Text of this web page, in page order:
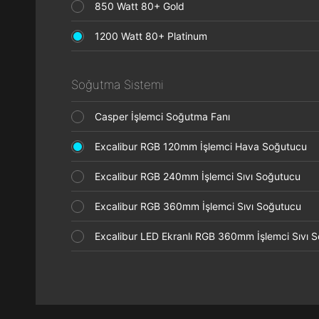
850 Watt 80+ Gold
1200 Watt 80+ Platinum
Soğutma Sistemi
Casper İşlemci Soğutma Fanı
Excalibur RGB 120mm İşlemci Hava Soğutucu
Excalibur RGB 240mm İşlemci Sıvı Soğutucu
Excalibur RGB 360mm İşlemci Sıvı Soğutucu
Excalibur LED Ekranlı RGB 360mm İşlemci